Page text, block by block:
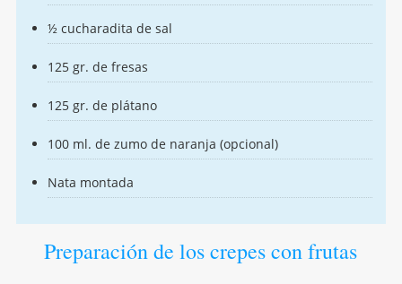
½ cucharadita de sal
125 gr. de fresas
125 gr. de plátano
100 ml. de zumo de naranja (opcional)
Nata montada
Preparación de los crepes con frutas